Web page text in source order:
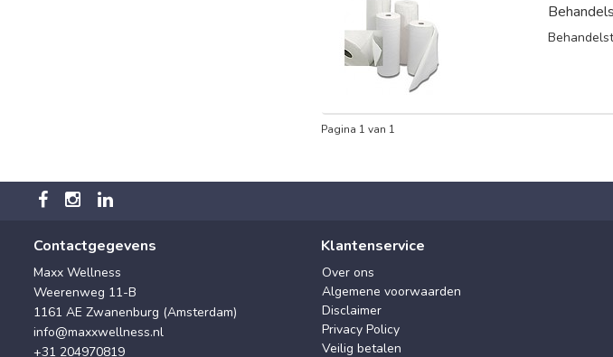
Pagina 1 van 1
Contactgegevens
Maxx Wellness
Weerenweg 11-B
1161 AE Zwanenburg (Amsterdam)
info@maxxwellness.nl
+31 204970819
Klantenservice
Over ons
Algemene voorwaarden
Disclaimer
Privacy Policy
Veilig betalen